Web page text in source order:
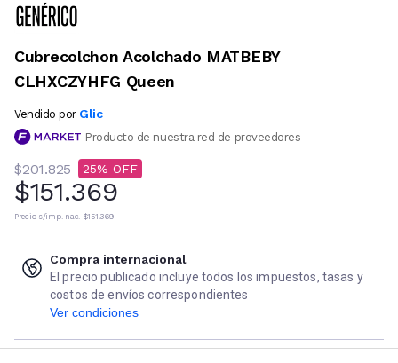
Cubrecolchon Acolchado MATBEBY
CLHXCZYHFG Queen
Vendido por Glic
Producto de nuestra red de proveedores
$201.825 25
$151.369
Precio s/imp. nac. $151.369
Compra internacional
El precio publicado incluye todos los impuestos, tasas y
costos de envíos correspondientes
Ver condiciones